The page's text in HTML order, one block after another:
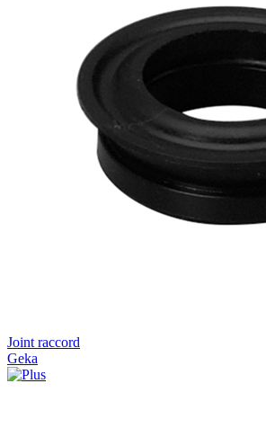
Joint raccord
Geka